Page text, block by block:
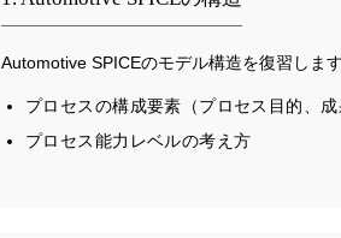
Automotive SPICEのモデル構造を復習します
プロセスの構成要素（プロセス目的、
プロセス能力レベルの考え方